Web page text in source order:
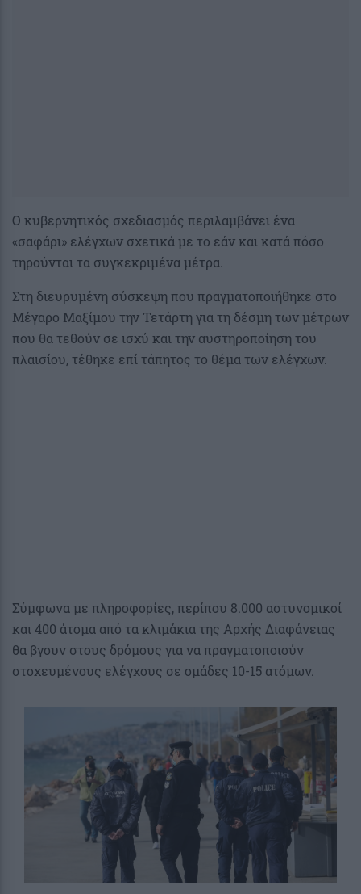
Ο κυβερνητικός σχεδιασμός περιλαμβάνει ένα
«σαφάρι» ελέγχων σχετικά με το εάν και κατά πόσο
τηρούνται τα συγκεκριμένα μέτρα.
Στη διευρυμένη σύσκεψη που πραγματοποιήθηκε στο
Μέγαρο Μαξίμου την Τετάρτη για τη δέσμη των μέτρων
που θα τεθούν σε ισχύ και την αυστηροποίηση του
πλαισίου, τέθηκε επί τάπητος το θέμα των ελέγχων.
Σύμφωνα με πληροφορίες, περίπου 8.000 αστυνομικοί
και 400 άτομα από τα κλιμάκια της Αρχής Διαφάνειας
θα βγουν στους δρόμους για να πραγματοποιούν
στοχευμένους ελέγχους σε ομάδες 10-15 ατόμων.